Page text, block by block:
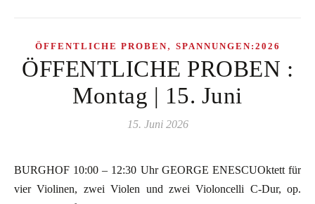
ÖFFENTLICHE PROBEN, SPANNUNGEN:2026
ÖFFENTLICHE PROBEN :
Montag | 15. Juni
15. Juni 2026
BURGHOF 10:00 – 12:30 Uhr GEORGE ENESCUOktett für
vier Violinen, zwei Violen und zwei Violoncelli C-Dur, op.